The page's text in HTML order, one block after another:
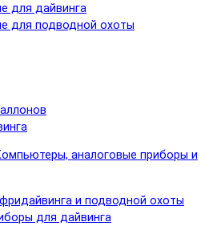
для дайвинга
для подводной охоты
аналоговые приборы и
и подводной охоты
для дайвинга